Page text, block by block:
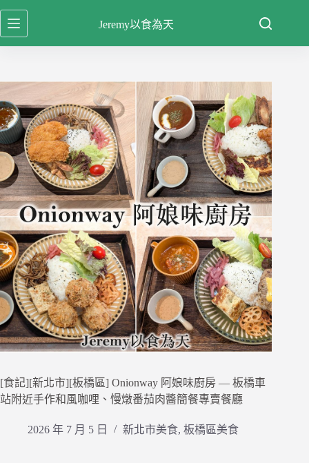
跳
至
容
Jeremy以食為天
[食記][新北市][板橋區] Onionway 阿娘味廚房 — 板橋車
站附近手作和風咖哩、慢燉番茄肉醬簡餐專賣餐廳
2026 年 7 月 5 日 新北市美食, 板橋區美食